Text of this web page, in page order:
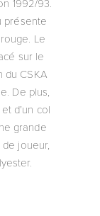
1992/93.
présente
Le
sur le
du CSKA
De plus,
d’un col
grande
joueur,